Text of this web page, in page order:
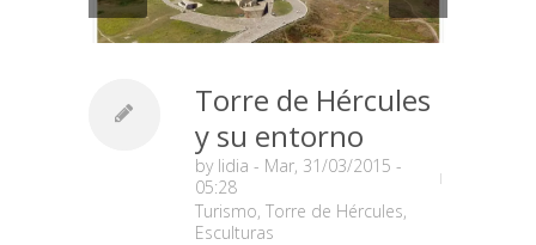
Torre de Hércules
y su entorno
by lidia - Mar, 31/03/2015 -
05:28
Turismo, Torre de Hércules,
Esculturas